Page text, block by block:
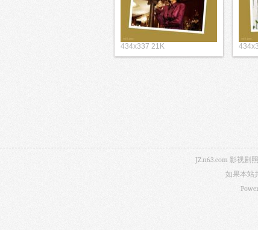
434x337 21K
JZ.n63.com 影视
如果本站